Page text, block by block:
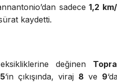
sadece1,2
kaydetti.
değinen
5‘in çıkışında, viraj 8 ve 9